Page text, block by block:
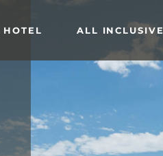
HOTEL ALL INCLUSIVE